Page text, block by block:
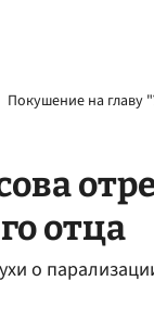
Покушение на главу
отца
о